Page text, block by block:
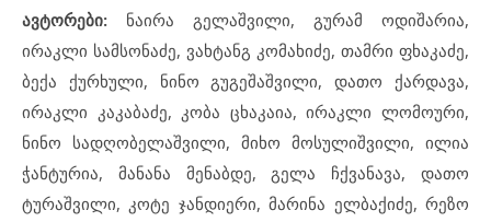
ავტორები: ნაირა გელაშვილი, გურამ ოდიშარია,
ირაკლი სამსონაძე, ვახტანგ კომახიძე, თამრი ფხაკაძე,
ბექა ქურხული, ნინო გუგეშაშვილი, დათო ქარდავა,
ირაკლი კაკაბაძე, კობა ცხაკაია, ირაკლი ლომოური,
ნინო სადღობელაშვილი, მიხო მოსულიშვილი, ილია
ჭანტურია, მანანა მენაბდე, გელა ჩქვანავა, დათო
ტურაშვილი, კოტე ჯანდიერი, მარინა ელბაქიძე, რეზო